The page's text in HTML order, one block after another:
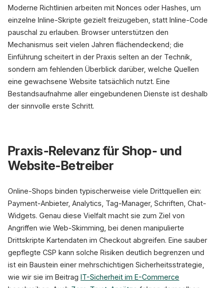
Moderne Richtlinien arbeiten mit Nonces oder Hashes, um
einzelne Inline-Skripte gezielt freizugeben, statt Inline-Code
pauschal zu erlauben. Browser unterstützen den
Mechanismus seit vielen Jahren flächendeckend; die
Einführung scheitert in der Praxis selten an der Technik,
sondern am fehlenden Überblick darüber, welche Quellen
eine gewachsene Website tatsächlich nutzt. Eine
Bestandsaufnahme aller eingebundenen Dienste ist deshalb
der sinnvolle erste Schritt.
Praxis-Relevanz für Shop- und
Website-Betreiber
Online-Shops binden typischerweise viele Drittquellen ein:
Payment-Anbieter, Analytics, Tag-Manager, Schriften, Chat-
Widgets. Genau diese Vielfalt macht sie zum Ziel von
Angriffen wie Web-Skimming, bei denen manipulierte
Drittskripte Kartendaten im Checkout abgreifen. Eine sauber
gepflegte CSP kann solche Risiken deutlich begrenzen und
ist ein Baustein einer mehrschichtigen Sicherheitsstrategie,
wie wir sie im Beitrag IT-Sicherheit im E-Commerce